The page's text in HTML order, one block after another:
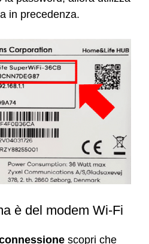
in precedenza.
è del modem Wi-Fi
scopri che